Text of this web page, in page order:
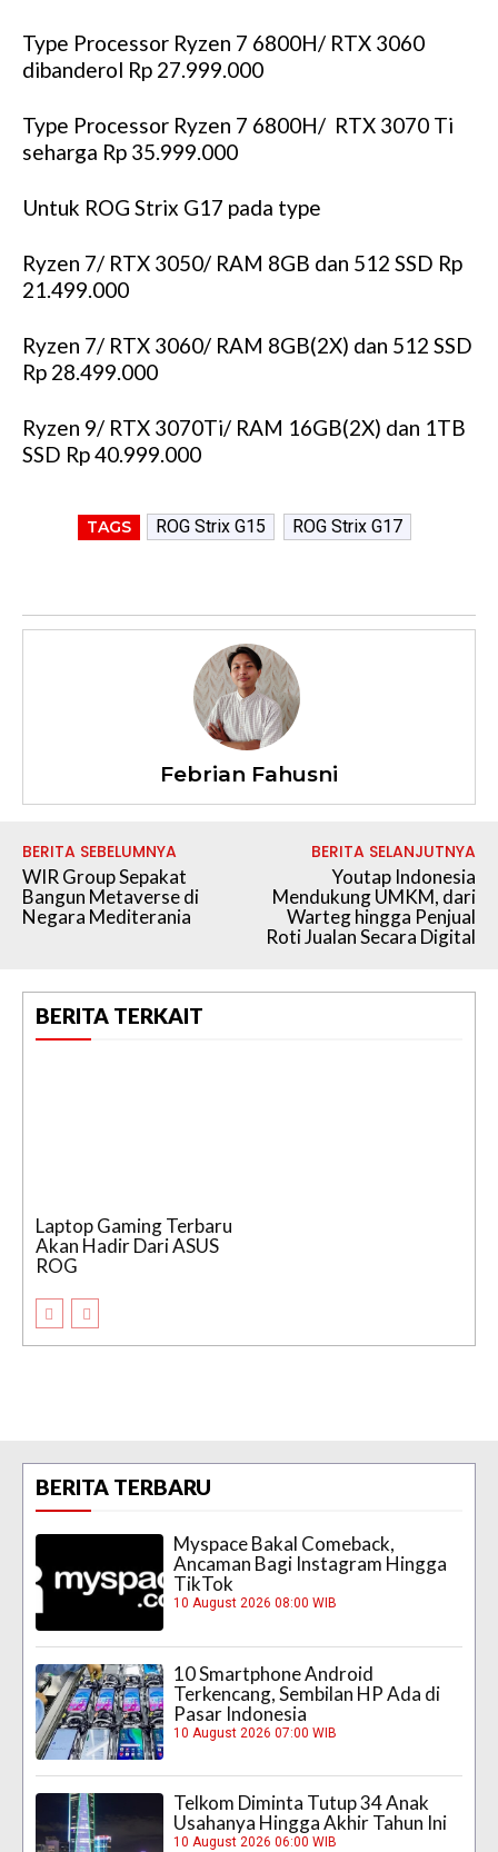
Type Processor Ryzen 7 6800H/ RTX 3060
dibanderol Rp 27.999.000
Type Processor Ryzen 7 6800H/ RTX 3070 Ti
seharga Rp 35.999.000
Untuk ROG Strix G17 pada type
Ryzen 7/ RTX 3050/ RAM 8GB dan 512 SSD Rp
21.499.000
Ryzen 7/ RTX 3060/ RAM 8GB(2X) dan 512 SSD
Rp 28.499.000
Ryzen 9/ RTX 3070Ti/ RAM 16GB(2X) dan 1TB
SSD Rp 40.999.000
TAGS ROG Strix G15 ROG Strix G17
Febrian Fahusni
BERITA SEBELUMNYA
WIR Group Sepakat
Bangun Metaverse di
Negara Mediterania
BERITA SELANJUTNYA
Youtap Indonesia
Mendukung UMKM, dari
Warteg hingga Penjual
Roti Jualan Secara Digital
BERITA TERKAIT
Laptop Gaming Terbaru
Akan Hadir Dari ASUS
ROG
BERITA TERBARU
Myspace Bakal Comeback,
Ancaman Bagi Instagram Hingga
TikTok
10 August 2026 08:00 WIB
10 Smartphone Android
Terkencang, Sembilan HP Ada di
Pasar Indonesia
10 August 2026 07:00 WIB
Telkom Diminta Tutup 34 Anak
Usahanya Hingga Akhir Tahun Ini
10 August 2026 06:00 WIB